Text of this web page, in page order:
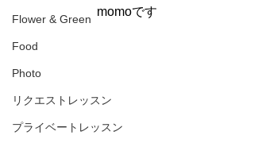
Flower & Green
Food
Photo
リクエストレッスン
プライベートレッスン
momoです